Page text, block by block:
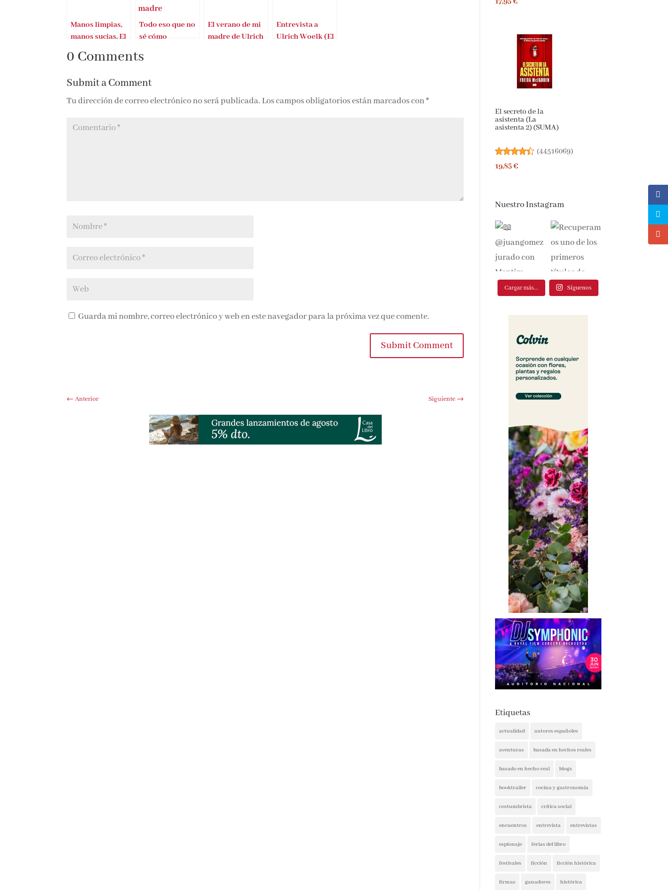
Manos limpias,
manos sucias. El
Todo eso que no
sé cómo
madre
El verano de mi
madre de Ulrich
Entrevista a
Ulrich Woelk (El
0 Comments
Submit a Comment
Tu dirección de correo electrónico no será publicada. Los campos obligatorios están marcados con*
Guarda mi nombre, correo electrónico y web en este navegador para la próxima vez que comente.
Submit Comment
←Anterior Siguiente→
El secreto de la
asistenta (La
asistenta 2) (SUMA)
(44516069)
19,85 €
Nuestro Instagram
Cargar más... Síguenos
Etiquetas
actualidad autores españoles
aventuras basada en hechos reales
basado en hecho real blogs
booktrailer cocina y gastronomía
costumbrista crítica social
encuentros entrevista entrevistas
espionaje ferias del libro
festivales ficción ficción histórica
firmas ganadores histórica